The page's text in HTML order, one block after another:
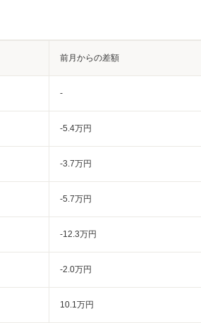
前月からの差額
-
-5.4万円
-3.7万円
-5.7万円
-12.3万円
-2.0万円
10.1万円